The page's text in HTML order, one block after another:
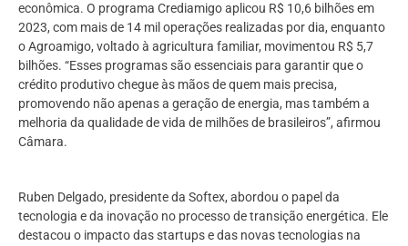
econômica. O programa Crediamigo aplicou R$ 10,6 bilhões em
2023, com mais de 14 mil operações realizadas por dia, enquanto
o Agroamigo, voltado à agricultura familiar, movimentou R$ 5,7
bilhões. “Esses programas são essenciais para garantir que o
crédito produtivo chegue às mãos de quem mais precisa,
promovendo não apenas a geração de energia, mas também a
melhoria da qualidade de vida de milhões de brasileiros”, afirmou
Câmara.
Ruben Delgado, presidente da Softex, abordou o papel da
tecnologia e da inovação no processo de transição energética. Ele
destacou o impacto das startups e das novas tecnologias na